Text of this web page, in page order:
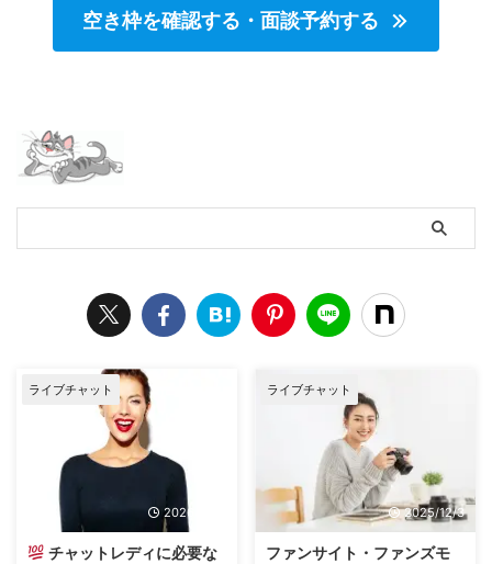
空き枠を確認する・面談予約する
ライブチャット
2026/2/28
チャットレディに必要な
ライブチャット
2025/12/3
ファンサイト・ファンズモ